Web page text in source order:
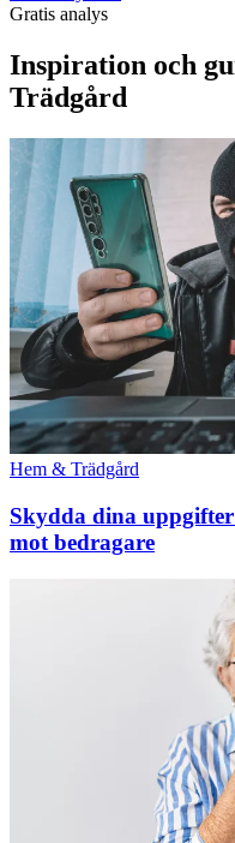
Gratis analys
Inspiration och
Trädgård
Hem & Trädgård
Skydda dina
mot bedragare